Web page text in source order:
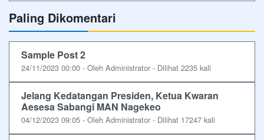
Paling Dikomentari
Sample Post 2
24/11/2023 00:00 - Oleh Administrator - Dilihat 2235 kali
Jelang Kedatangan Presiden, Ketua Kwaran
Aesesa Sabangi MAN Nagekeo
04/12/2023 09:05 - Oleh Administrator - Dilihat 17247 kali